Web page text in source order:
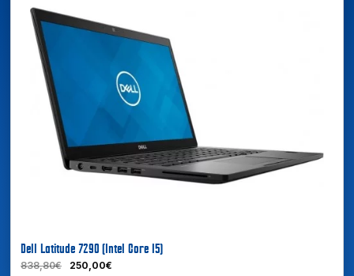
Dell Latitude 7290 (Intel Core I5)
838,80€ 250,00€